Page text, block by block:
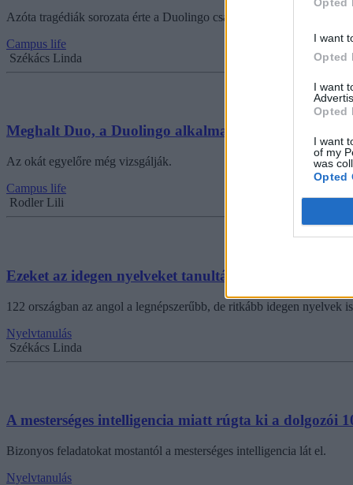
I want
Opted
I want
Opted
I want
of my
was
Opted
Azóta tragédiák sorozata érte a Duolingo csapatát.
Campus life
Székács Linda
Meghalt Duo, a Duolingo alkalmazás kabalája
Az okát egyelőre még vizsgálják.
Campus life
Rodler Lili
Ezeket az idegen nyelveket tanulták a legtöbben 2023-
122 országban az angol a legnépszerűbb, de ritkább idegen nyelvek
Nyelvtanulás
Székács Linda
A mesterséges intelligencia miatt rúgta ki a dolgozói
Bizonyos feladatokat mostantól a mesterséges intelligencia lát el.
Nyelvtanulás